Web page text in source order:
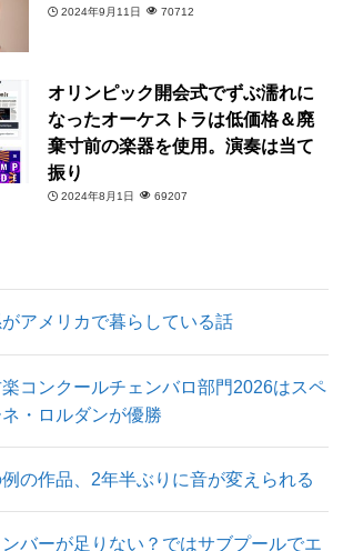
2024年9月11日 70712
オリンピック開会式でずぶ濡れに
なったオーケストラは低価格＆廃
棄寸前の楽器を使用。演奏は当て
振り
2024年8月1日 69207
アメリカで暮らしている話
コンクールチェンバロ部門2026はスペ
・ロルダンが優勝
の作品、2年半ぶりに音が変えられる
バーが足りない？ではサブプールでエ